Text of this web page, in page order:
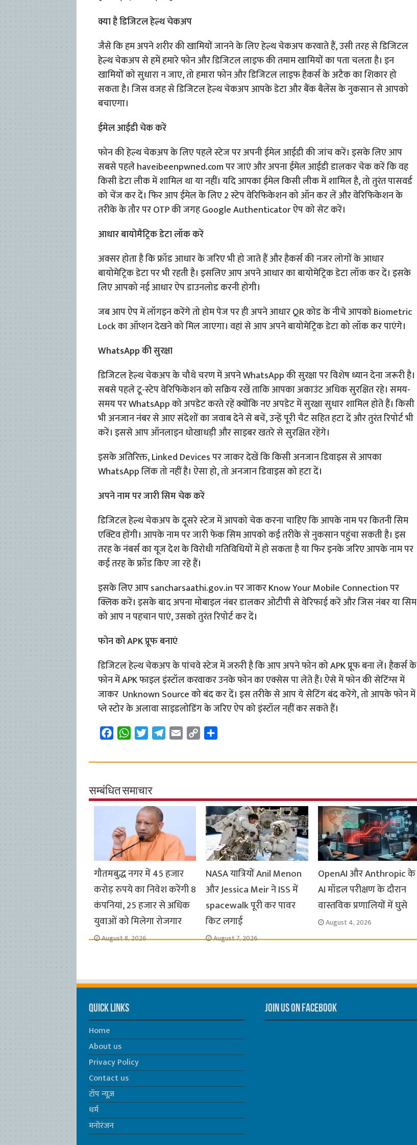
क्या है डिजिटल हेल्थ चेकअप
जैसे कि हम अपने शरीर की खामियों जानने के लिए हेल्थ चेकअप करवाते हैं, उसी तरह से डिजिटल
हेल्थ चेकअप से हमें हमारे फोन और डिजिटल लाइफ की तमाम खामियों का पता चलता है। इन
खामियों को सुधारा न जाए, तो हमारा फोन और डिजिटल लाइफ हैकर्स के अटैक का शिकार हो
सकता है। जिस वजह से डिजिटल हेल्थ चेकअप आपके डेटा और बैंक बैलेंस के नुकसान से आपको
बचाएगा।
ईमेल आईडी चेक करें
फोन की हेल्थ चेकअप के लिए पहले स्टेज पर अपनी ईमेल आईडी की जांच करें। इसके लिए आप
सबसे पहले haveibeenpwned.com पर जाएं और अपना ईमेल आईडी डालकर चेक करें कि वह
किसी डेटा लीक में शामिल था या नहीं। यदि आपका ईमेल किसी लीक में शामिल है, तो तुरंत पासवर्ड
को चेंज कर दें। फिर आप ईमेल के लिए 2 स्टेप वेरिफिकेशन को ऑन कर लें और वेरिफिकेशन के
तरीके के तौर पर OTP की जगह Google Authenticator ऐप को सेट करें।
आधार बायोमैट्रिक डेटा लॉक करें
अक्सर होता है कि फ्रॉड आधार के जरिए भी हो जाते हैं और हैकर्स की नजर लोगों के आधार
बायोमेट्रिक डेटा पर भी रहती है। इसलिए आप अपने आधार का बायोमेट्रिक डेटा लॉक कर दें। इसके
लिए आपको नई आधार ऐप डाउनलोड करनी होगी।
जब आप ऐप में लॉगइन करेंगे तो होम पेज पर ही अपने आधार QR कोड के नीचे आपको Biometric
Lock का ऑप्शन देखने को मिल जाएगा। वहां से आप अपने बायोमेट्रिक डेटा को लॉक कर पाएंगे।
WhatsApp की सुरक्षा
डिजिटल हेल्थ चेकअप के चौथे चरण में अपने WhatsApp की सुरक्षा पर विशेष ध्यान देना जरूरी है।
सबसे पहले टू-स्टेप वेरिफिकेशन को सक्रिय रखें ताकि आपका अकाउंट अधिक सुरक्षित रहे। समय-
समय पर WhatsApp को अपडेट करते रहें क्योंकि नए अपडेट में सुरक्षा सुधार शामिल होते हैं। किसी
भी अनजान नंबर से आए संदेशों का जवाब देने से बचें, उन्हें पूरी चैट सहित हटा दें और तुरंत रिपोर्ट भी
करें। इससे आप ऑनलाइन धोखाधड़ी और साइबर खतरे से सुरक्षित रहेंगे।
इसके अतिरिक्त, Linked Devices पर जाकर देखें कि किसी अनजान डिवाइस से आपका
WhatsApp लिंक तो नहीं है। ऐसा हो, तो अनजान डिवाइस को हटा दें।
अपने नाम पर जारी सिम चेक करें
डिजिटल हेल्थ चेकअप के दूसरे स्टेज में आपको चेक करना चाहिए कि आपके नाम पर कितनी सिम
एक्टिव होंगी। आपके नाम पर जारी फेक सिम आपको कई तरीके से नुकसान पहुंचा सकती है। इस
तरह के नंबर्स का यूज देश के विरोधी गतिविधियों में हो सकता है या फिर इनके जरिए आपके नाम पर
कई तरह के फ्रॉड किए जा रहे हैं।
इसके लिए आप sancharsaathi.gov.in पर जाकर Know Your Mobile Connection पर
क्लिक करें। इसके बाद अपना मोबाइल नंबर डालकर ओटीपी से वेरिफाई करें और जिस नंबर या सिम
को आप न पहचान पाएं, उसको तुरंत रिपोर्ट कर दें।
फोन को APK प्रूफ बनाएं
डिजिटल हेल्थ चेकअप के पांचवे स्टेज में जरुरी है कि आप अपने फोन को APK प्रूफ बना लें। हैकर्स के
फोन में APK फाइल इंस्टॉल करवाकर उनके फोन का एक्सेस पा लेते हैं। ऐसे में फोन की सेटिंग्स में
जाकर Unknown Source को बंद कर दें। इस तरीके से आप ये सेटिंग बंद करेंगे, तो आपके फोन में
प्ले स्टोर के अलावा साइडलोडिंग के जरिए ऐप को इंस्टॉल नहीं कर सकते हैं।
c
b
o
k
W
a
s
A
i
t
e
r
l
r
a
p
i
a
सम्बंधित समाचार
गौतमबुद्ध नगर में 45 हजार
करोड़ रुपये का निवेश करेंगी 8
कंपनियां, 25 हजार से अधिक
युवाओं को मिलेगा रोजगार
August 8, 2026
NASA यात्रियों Anil Menon
और Jessica Meir ने ISS में
spacewalk पूरी कर पावर
किट लगाई
August 7, 2026
OpenAI और Anthropic के
AI मॉडल परीक्षण के दौरान
वास्तविक प्रणालियों में घुसे
August 4, 2026
Quick Links
Home
About us
Privacy Policy
Contact us
टॉप न्यूज़
धर्म
मनोरंजन
Join us on Facebook